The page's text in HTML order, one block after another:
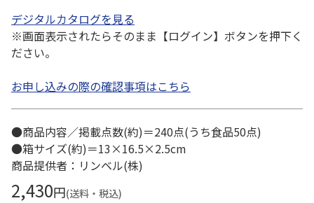
デジタルカタログを見る
※画面表示されたらそのまま【ログイン】ボタンを押下く
ださい。
お申し込みの際の確認事項はこちら
●商品内容／掲載点数(約)＝240点(うち食品50点)
●箱サイズ(約)＝13×16.5×2.5cm
商品提供者：リンベル(株)
2,430円(送料・税込)